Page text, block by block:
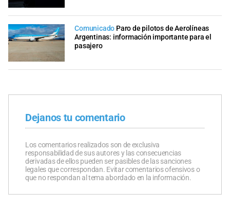
Comunicado Paro de pilotos de Aerolíneas
Argentinas: información importante para el
pasajero
Dejanos tu comentario
Los comentarios realizados son de exclusiva
responsabilidad de sus autores y las consecuencias
derivadas de ellos pueden ser pasibles de las sanciones
legales que correspondan. Evitar comentarios ofensivos o
que no respondan al tema abordado en la información.